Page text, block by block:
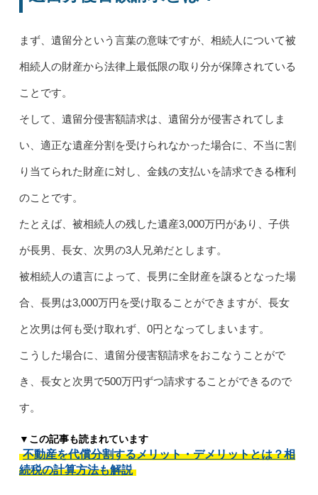
まず、遺留分という言葉の意味ですが、相続人について被
相続人の財産から法律上最低限の取り分が保障されている
ことです。
そして、遺留分侵害額請求は、遺留分が侵害されてしま
い、適正な遺産分割を受けられなかった場合に、不当に割
り当てられた財産に対し、金銭の支払いを請求できる権利
のことです。
たとえば、被相続人の残した遺産3,000万円があり、子供
が長男、長女、次男の3人兄弟だとします。
被相続人の遺言によって、長男に全財産を譲るとなった場
合、長男は3,000万円を受け取ることができますが、長女
と次男は何も受け取れず、0円となってしまいます。
こうした場合に、遺留分侵害額請求をおこなうことがで
き、長女と次男で500万円ずつ請求することができるので
す。
▼この記事も読まれています
不動産を代償分割するメリット・デメリットとは？相
続税の計算方法も解説